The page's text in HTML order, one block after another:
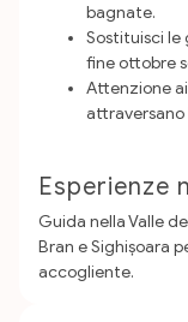
bagnate.
Sostituisci le
fine ottobre
Attenzione
Esperienze
Guida nella Valle
Bran e Sighișoara
accogliente.